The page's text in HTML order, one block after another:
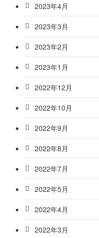
2023年4月
2023年3月
2023年2月
2023年1月
2022年12月
2022年10月
2022年9月
2022年8月
2022年7月
2022年5月
2022年4月
2022年3月